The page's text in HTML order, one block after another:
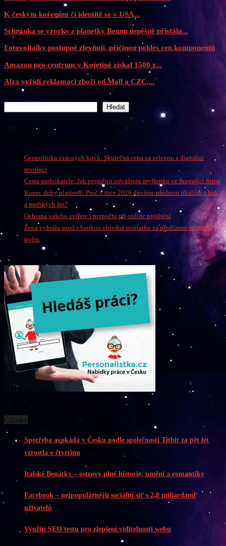
K českým kořenům či identitě se v USA...
Schránka se vzorky z planetky Bennu úspěšně přistála...
Fotovoltaiky postupně zlevňují, příčinou pokles cen komponentů
Amazon pro centrum v Kojetíně získal 1500 z...
Alza vyřídí reklamaci zboží od Mall a CZC,...
Hledat
Geopolitika vzácných kovů: Skutečná cena za zelenou a digitální
revoluci
Cesta podnikatele: Jak proměnit odvážnou myšlenku ve fungující firmu
Konec doby plastové: Proč v roce 2026 dáváme přednost obalům z hub
a mořských řas?
Ochrana vašeho zvířete i rozpočtu při online pojištění
Žena vyhrála soud s bankou ohledně poplatku za předčasné splacení
úvěru
Spotřeba avokáda v Česku podle společnosti Titbit za pět let
vzrostla o čtvrtinu
Italské Benátky – ostrovy plné historie, umění a romantiky
Facebook – nejpopulárnější sociální síť s 2,8 miliardami
uživatelů
Využití SEO testu pro zlepšení viditelnosti webu